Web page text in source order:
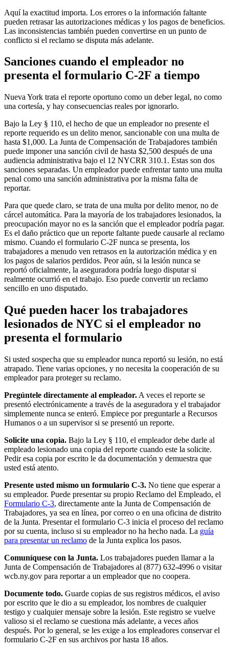
Aquí la exactitud importa. Los errores o la información faltante
pueden retrasar las autorizaciones médicas y los pagos de beneficios.
Las inconsistencias también pueden convertirse en un punto de
conflicto si el reclamo se disputa más adelante.
Sanciones cuando el empleador no
presenta el formulario C-2F a tiempo
Nueva York trata el reporte oportuno como un deber legal, no como
una cortesía, y hay consecuencias reales por ignorarlo.
Bajo la Ley § 110, el hecho de que un empleador no presente el
reporte requerido es un delito menor, sancionable con una multa de
hasta $1,000. La Junta de Compensación de Trabajadores también
puede imponer una sanción civil de hasta $2,500 después de una
audiencia administrativa bajo el 12 NYCRR 310.1. Estas son dos
sanciones separadas. Un empleador puede enfrentar tanto una multa
penal como una sanción administrativa por la misma falta de
reportar.
Para que quede claro, se trata de una multa por delito menor, no de
cárcel automática. Para la mayoría de los trabajadores lesionados, la
preocupación mayor no es la sanción que el empleador podría pagar.
Es el daño práctico que un reporte faltante puede causarle al reclamo
mismo. Cuando el formulario C-2F nunca se presenta, los
trabajadores a menudo ven retrasos en la autorización médica y en
los pagos de salarios perdidos. Peor aún, si la lesión nunca se
reportó oficialmente, la aseguradora podría luego disputar si
realmente ocurrió en el trabajo. Eso puede convertir un reclamo
sencillo en uno disputado.
Qué pueden hacer los trabajadores
lesionados de NYC si el empleador no
presenta el formulario
Si usted sospecha que su empleador nunca reportó su lesión, no está
atrapado. Tiene varias opciones, y no necesita la cooperación de su
empleador para proteger su reclamo.
Pregúntele directamente al empleador. A veces el reporte se
presentó electrónicamente a través de la aseguradora y el trabajador
simplemente nunca se enteró. Empiece por preguntarle a Recursos
Humanos o a un supervisor si se presentó un reporte.
Solicite una copia. Bajo la Ley § 110, el empleador debe darle al
empleado lesionado una copia del reporte cuando este la solicite.
Pedir esa copia por escrito le da documentación y demuestra que
usted está atento.
Presente usted mismo un formulario C-3. No tiene que esperar a
su empleador. Puede presentar su propio Reclamo del Empleado, el
Formulario C-3, directamente ante la Junta de Compensación de
Trabajadores, ya sea en línea, por correo o en una oficina de distrito
de la Junta. Presentar el formulario C-3 inicia el proceso del reclamo
por su cuenta, incluso si su empleador no ha hecho nada. La guía
para presentar un reclamo de la Junta explica los pasos.
Comuníquese con la Junta. Los trabajadores pueden llamar a la
Junta de Compensación de Trabajadores al (877) 632-4996 o visitar
wcb.ny.gov para reportar a un empleador que no coopera.
Documente todo. Guarde copias de sus registros médicos, el aviso
por escrito que le dio a su empleador, los nombres de cualquier
testigo y cualquier mensaje sobre la lesión. Este registro se vuelve
valioso si el reclamo se cuestiona más adelante, a veces años
después. Por lo general, se les exige a los empleadores conservar el
formulario C-2F en sus archivos por hasta 18 años.